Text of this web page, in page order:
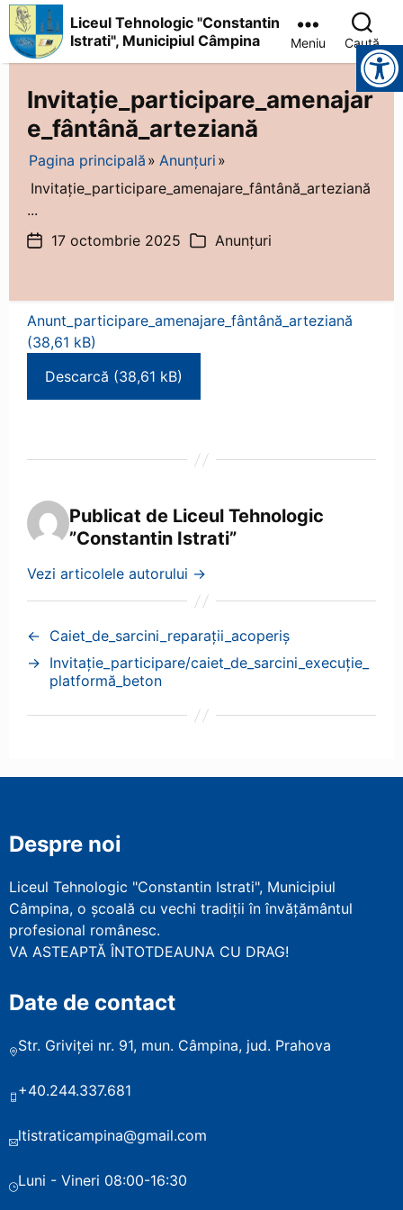
Liceul
"Constantin
Istrati",
Municipiul
Câmpina
Liceul Tehnologic "Constantin
Istrati", Municipiul Câmpina
Meniu Caută
Instrumente pentru accesibilitate
Invitație_participare_amenajar
e_fântână_arteziană
Pagina principală
Anunțuri
Invitație_participare_amenajare_fântână_arteziană
...
Dată17 octombrie 2025 Categorii
Anunțuri
Anunt_participare_amenajare_fântână_arteziană
Descarcă
Publicat de Liceul Tehnologic
”Constantin Istrati”
Vezi articolele autorului →
← Caiet_de_sarcini_reparaţii_acoperiş
→ Invitație_participare/caiet_de_sarcini_execuție_
platformă_beton
Despre noi
Liceul Tehnologic "Constantin Istrati", Municipiul
Câmpina, o școală cu vechi tradiții în învățământul
profesional românesc.
VA ASTEAPTĂ ÎNTOTDEAUNA CU DRAG!
Date de contact
Str. Griviței nr. 91, mun. Câmpina, jud. Prahova
+40.244.337.681
ltistraticampina@gmail.com
Luni - Vineri 08:00-16:30